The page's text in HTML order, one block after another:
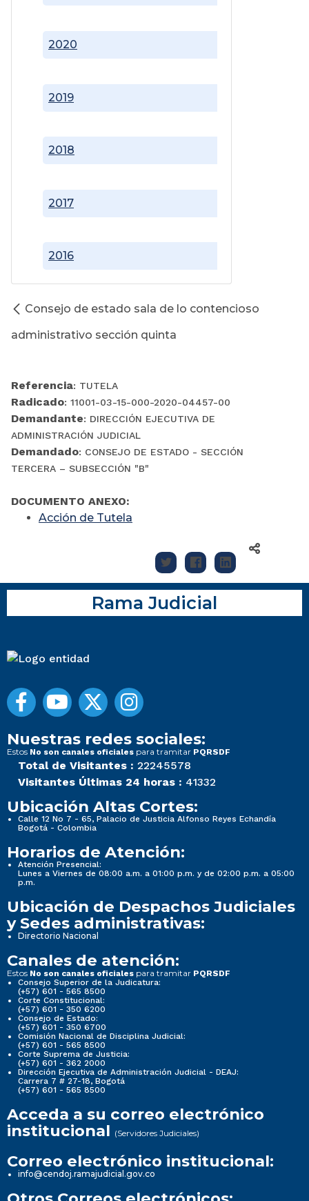
2016
2017
2018
2019
2020
Consejo de estado sala de lo contencioso
administrativo sección quinta
Referencia: TUTELA
Radicado: 11001-03-15-000-2020-04457-00
Demandante: DIRECCIÓN EJECUTIVA DE
ADMINISTRACIÓN JUDICIAL
Demandado: CONSEJO DE ESTADO - SECCIÓN
TERCERA – SUBSECCIÓN "B"
DOCUMENTO ANEXO:
Acción de Tutela
Rama Judicial
Nuestras redes sociales:
Estos No son canales oficiales para tramitar PQRSDF
Total de Visitantes : 22245578
Visitantes Últimas 24 horas : 41332
Ubicación Altas Cortes:
Calle 12 No 7 - 65, Palacio de Justicia Alfonso Reyes Echandía
Bogotá - Colombia
Horarios de Atención:
Atención Presencial:
Lunes a Viernes de 08:00 a.m. a 01:00 p.m. y de 02:00 p.m. a 05:00
p.m.
Ubicación de Despachos Judiciales
y Sedes administrativas:
Directorio Nacional
Canales de atención:
Estos No son canales oficiales para tramitar PQRSDF
Consejo Superior de la Judicatura:
(+57) 601 - 565 8500
Corte Constitucional:
(+57) 601 - 350 6200
Consejo de Estado:
(+57) 601 - 350 6700
Comisión Nacional de Disciplina Judicial:
(+57) 601 - 565 8500
Corte Suprema de Justicia:
(+57) 601 - 362 2000
Dirección Ejecutiva de Administración Judicial - DEAJ:
Carrera 7 # 27-18, Bogotá
(+57) 601 - 565 8500
Acceda a su correo electrónico
institucional (Servidores Judiciales)
Correo electrónico institucional:
info@cendoj.ramajudicial.gov.co